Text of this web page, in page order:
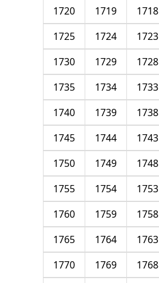
1718
1719
1720
1723
1724
1725
1728
1729
1730
1733
1734
1735
1738
1739
1740
1743
1744
1745
1748
1749
1750
1753
1754
1755
1758
1759
1760
1763
1764
1765
1768
1769
1770